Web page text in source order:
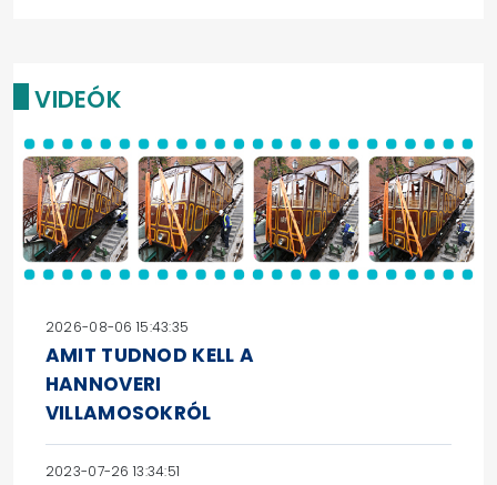
VIDEÓK
2026-08-06 15:43:35
AMIT TUDNOD KELL A
HANNOVERI
VILLAMOSOKRÓL
2023-07-26 13:34:51